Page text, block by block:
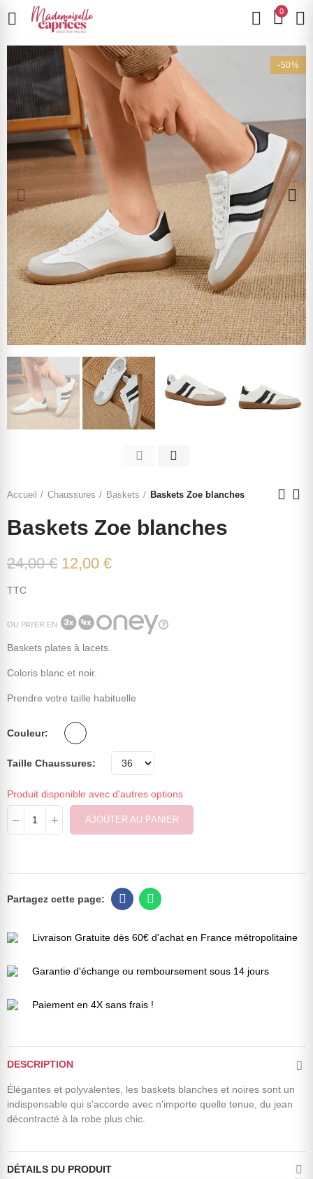
0
-50%
Accueil Chaussures Baskets Baskets Zoe blanches
Baskets Zoe blanches
24,00 € 12,00 €
TTC
OU PAYER EN
Baskets plates à lacets.
Coloris blanc et noir.
Prendre votre taille habituelle
Couleur
Taille Chaussures
Produit disponible avec d'autres options
AJOUTER AU PANIER
Livraison Gratuite dès 60€ d'achat en France métropolitaine
Garantie d'échange ou remboursement sous 14 jours
Paiement en 4X sans frais !
DESCRIPTION
Élégantes et polyvalentes, les baskets blanches et noires sont un
indispensable qui s'accorde avec n'importe quelle tenue, du jean
décontracté à la robe plus chic.
DÉTAILS DU PRODUIT